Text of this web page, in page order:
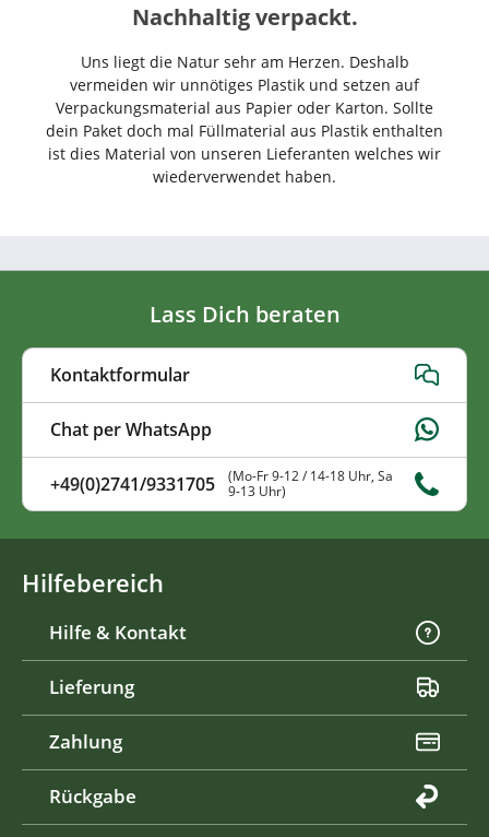
Nachhaltig verpackt.
Uns liegt die Natur sehr am Herzen. Deshalb
vermeiden wir unnötiges Plastik und setzen auf
Verpackungsmaterial aus Papier oder Karton. Sollte
dein Paket doch mal Füllmaterial aus Plastik enthalten
ist dies Material von unseren Lieferanten welches wir
wiederverwendet haben.
Lass Dich beraten
Kontaktformular
Chat per WhatsApp
+49(0)2741/9331705
(Mo-Fr 9-12 / 14-18 Uhr, Sa
9-13 Uhr)
Hilfebereich
Hilfe & Kontakt
Lieferung
Zahlung
Rückgabe